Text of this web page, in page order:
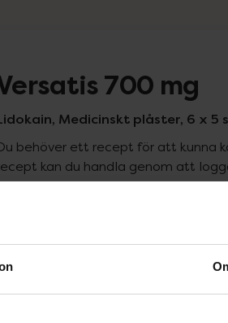
700 mg
Medicinskt plåster, 6 x 5
behöver ett recept för att kunna
kan du handla genom att
Pris med